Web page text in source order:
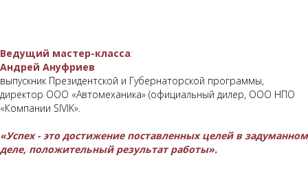
Ведущий мастер-класса:
Андрей Ануфриев
выпускник Президентской и Губернаторской программы,
директор ООО «Автомеханика» (официальный дилер, ООО НПО
«Компании SIVIK».
«Успех - это достижение поставленных целей в задуманном
деле, положительный результат работы».